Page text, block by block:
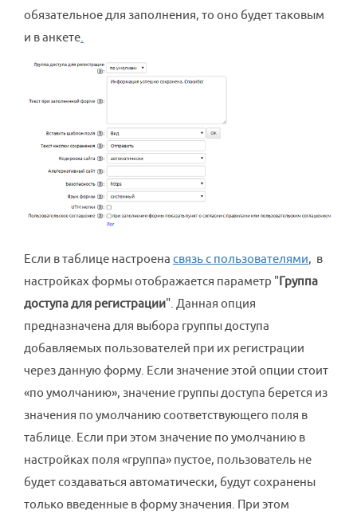
обязательное для заполнения, то оно будет таковым
и в анкете
Если в таблице настроена связь с пользователями, в
настройках формы отображается параметр "Группа
доступа для регистрации". Данная опция
предназначена для выбора группы доступа
добавляемых пользователей при их регистрации
через данную форму. Если значение этой опции стоит
«по умолчанию», значение группы доступа берется из
значения по умолчанию соответствующего поля в
таблице. Если при этом значение по умолчанию в
настройках поля «группа» пустое, пользователь не
будет создаваться автоматически, будут сохранены
только введенные в форму значения. При этом